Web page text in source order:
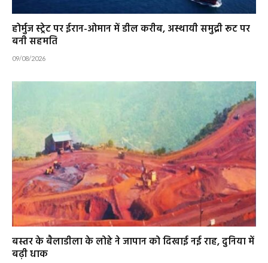
होर्मुज स्ट्रेट पर ईरान-ओमान में डील करीब, अस्थायी समुद्री रूट पर
बनी सहमति
09/08/2026
बस्तर के बैलाडीला के लोहे ने जापान को दिखाई नई राह, दुनिया में
बढ़ी धाक